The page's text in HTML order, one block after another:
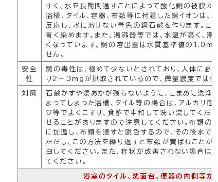
すく、水を長期間通すことによって酸化銅の被膜が
浴槽、タイル、容器、布類等に付着した銅イオンは
反応し、水に溶けない青色の銅石鹸を作ります。こ
青く染めます。また、湯沸器等では、水温が高く、
くなっています。銅の溶出量は水質基準値の
せん。
安全
性
銅の毒性は、極めて少ないとされており、人体に必
り2～3mgが摂取されているので、微量濃度では健
対策
石鹸かすや湯あかが残らないように、こまめに洗浄
まってしまった浴槽、タイル等の場合は、アルカリ
ジ等でよくこすり、食酢で中和して洗い流してくだ
せることがありますので注意してください。布類
に加温し、布類を浸すと脱色するので、その後水で
ただし、この方法を繰り返すと布類が黄ばむこと
白してください。また、症状が改善されない場合は
てください。
浴室のタイル、洗面台、便器の内側等